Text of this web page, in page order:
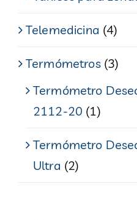
Telemedicina (4)
Termómetros (3)
Termómetro
2112-20 (1)
Termómetro
Ultra (2)